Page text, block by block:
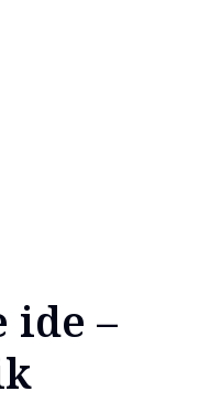
ide –